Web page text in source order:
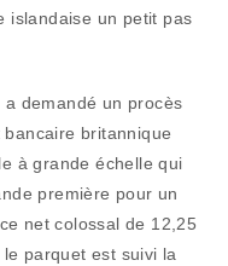
islandaise un petit pas
demandé un procès
britannique
à grande échelle qui
première pour un
net colossal de 12,25
parquet est suivi la